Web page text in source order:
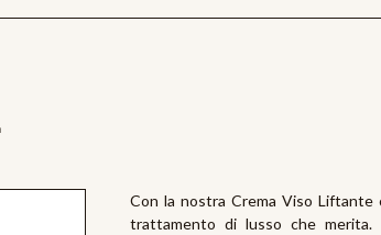
Con la nostra Crema Viso Liftante
trattamento di lusso che merita.